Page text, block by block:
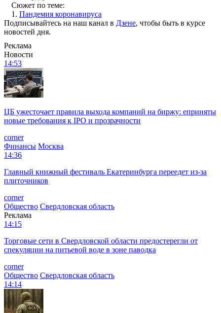
Сюжет по теме:
1. Пандемия коронавируса
Подписывайтесь на наш канал в Дзене, чтобы быть в курсе
новостей дня.
Реклама
Новости
14:53
ЦБ ужесточает правила выхода компаний на биржу: еприняты
новые требования к IPO и прозрачности
corner
Финансы Москва
14:36
Главный книжный фестиваль Екатеринбурга переедет из-за
плиточников
corner
Общество Свердловская область
Реклама
14:15
Торговые сети в Свердловской области предостерегли от
спекуляции на питьевой воде в зоне паводка
corner
Общество Свердловская область
14:14